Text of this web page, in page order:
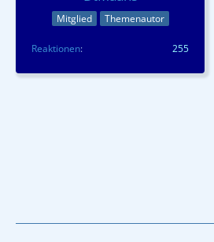
Mitglied Themenautor
Reaktionen 255